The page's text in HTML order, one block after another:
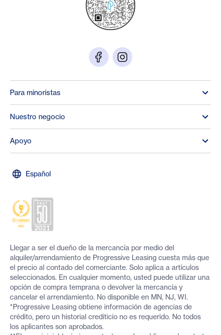
Para minoristas
Nuestro negocio
Apoyo
Español
Llegar a ser el dueño de la mercancía por medio del
alquiler/arrendamiento de Progressive Leasing cuesta más que
el precio al contado del comerciante. Solo aplica a artículos
seleccionados. En cualquier momento, usted puede utilizar una
opción de compra temprana o devolver la mercancía y
cancelar el arrendamiento. No disponible en MN, NJ, WI.
*Progressive Leasing obtiene información de agencias de
crédito, pero un historial crediticio no es requerido. No todos
los aplicantes son aprobados.